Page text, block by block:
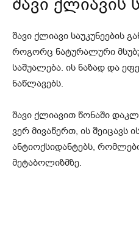
შავი ქლიავის
შავი ქლიავი საუკუნეების
როგორც ნატურალური
საშუალება. ის ნაზად და
ნაწლავებს.
შავი ქლიავით წონაში
ვერ მივაწერთ, ის შეიცავს
ანტიოქსიდანტებს,
მეტაბოლიზმზე.